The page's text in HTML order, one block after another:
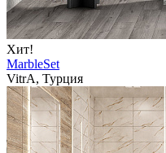
Хит!
MarbleSet
VitrA, Турция